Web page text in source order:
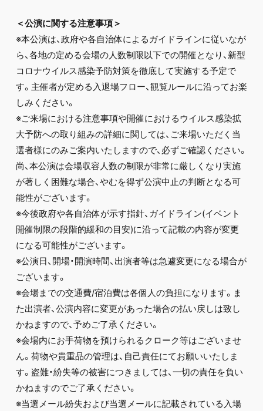
＜公演に関する注意事項＞
※本公演は、政府や各自治体によるガイドラインに従いなが
ら、各地の定める会場の人数制限以下での開催となり、新型
コロナウイルス感染予防対策を徹底して実施する予定で
す。主催者が定める入退場フロー、観覧ルールに沿ってお楽
しみください。
※ご来場における注意事項や開催におけるウイルス感染拡
大予防への取り組みの詳細に関しては、ご来場いただく当
選者様にのみご案内いたしますので、必ずご確認ください。
尚、本公演は会場収容人数の制限が非常に厳しくなり実施
が著しく困難な場合、やむを得ず公演中止の判断となる可
能性がございます。
※今後政府や各自治体が示す指針、ガイドライン(イベント
開催制限の段階的緩和の目安)に沿って記載の内容が変更
になる可能性がございます。
※公演日、開場・開演時間、出演者等は急遽変更になる場合が
ございます。
※会場までの交通費/宿泊費は各個人の負担になります。ま
た出演者、公演内容に変更があった場合の払い戻しは致し
かねますので、予めご了承ください。
※会場内にお手荷物を預けられるクローク等はございませ
ん。荷物や貴重品の管理は、自己責任にてお願いいたしま
す。盗難・紛失等の被害につきましては、一切の責任を負い
かねますのでご了承ください。
※当選メール紛失および当選メールに記載されている入場